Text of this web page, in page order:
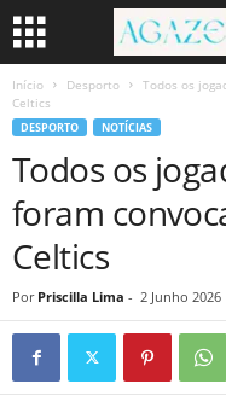
Início Desporto
Todos os
Celtics
DESPORTO NOTÍCIAS
Todos os
foram
Celtics
Por Priscilla Lima - 2 Junho 2026